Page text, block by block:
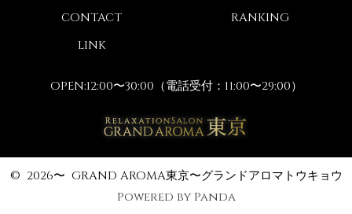
2026-06-0
新規入店「小林みくり」
2026-06-0
3
CONTACT
RANKING
LINK
OPEN:12:00〜30:00（電話受付：11:00〜29:00）
© 2026〜 GRAND AROMA東京〜グランドアロマトウキョウ
Powered by Panda